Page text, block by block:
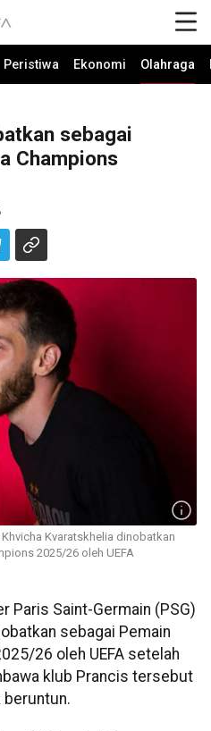
Peristiwa Ekonomi Olahraga
sebagai
Champions
Kvaratskhelia dinobatkan
2025/26 oleh UEFA
Paris Saint-Germain (PSG)
sebagai Pemain
26 oleh UEFA setelah
klub Prancis tersebut
beruntun.